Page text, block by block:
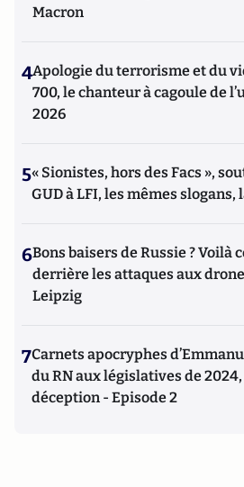
Macron
4Apologie du terrorisme et du
700, le chanteur à cagoule de
2026
5« Sionistes, hors des Facs »,
GUD à LFI, les mêmes slogans,
6Bons baisers de Russie ? Voilà
derrière les attaques aux
Leipzig
7Carnets apocryphes
du RN aux législatives de
déception - Episode 2